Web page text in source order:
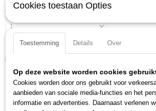
Aantal
Specificaties
Cookies toestaan Opties
Toestemming Details Over
Op deze website worden cookies
Cookies worden door ons gebruikt voor
aanbieden van sociale media-functies en het
informatie en advertenties. Daarnaast verlenen